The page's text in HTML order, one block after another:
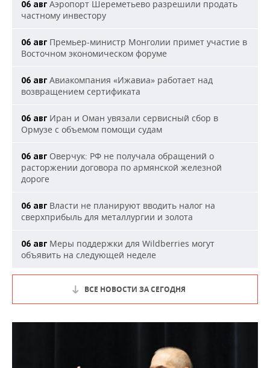
06 авг Аэропорт Шереметьево разрешили продать
частному инвестору
06 авг Премьер-министр Монголии примет участие в
Восточном экономическом форуме
06 авг Авиакомпания «Ижавиа» работает над
возвращением сертификата
06 авг Иран и Оман увязали сервисный сбор в
Ормузе с объемом помощи судам
06 авг Оверчук: РФ не получала обращений о
расторжении договора по армянской железной
дороге
06 авг Власти не планируют вводить налог на
сверхприбыль для металлургии и золота
06 авг Меры поддержки для Wildberries могут
объявить на следующей неделе
ВСЕ НОВОСТИ ЗА СЕГОДНЯ